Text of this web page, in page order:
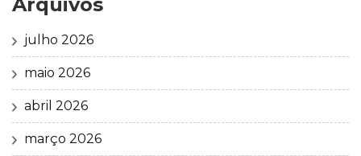
julho 2026
maio 2026
abril 2026
março 2026